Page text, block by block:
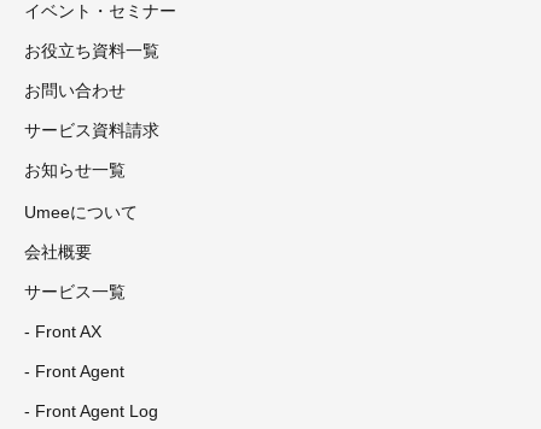
イベント・セミナー
お役立ち資料一覧
お問い合わせ
サービス資料請求
お知らせ一覧
Umeeについて
会社概要
サービス一覧
- Front AX
- Front Agent
- Front Agent Log